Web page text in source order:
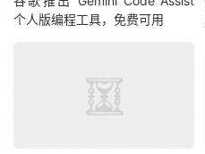
个人版编程工具，免费可用